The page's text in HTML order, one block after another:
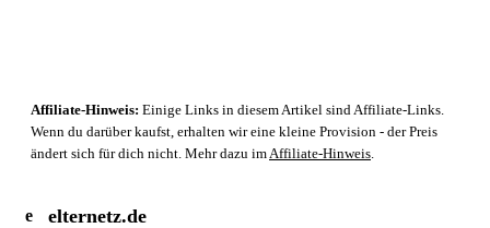
Affiliate-Hinweis: Einige Links in diesem Artikel sind Affiliate-Links.
Wenn du darüber kaufst, erhalten wir eine kleine Provision - der Preis
ändert sich für dich nicht. Mehr dazu im Affiliate-Hinweis
e elternetz.de